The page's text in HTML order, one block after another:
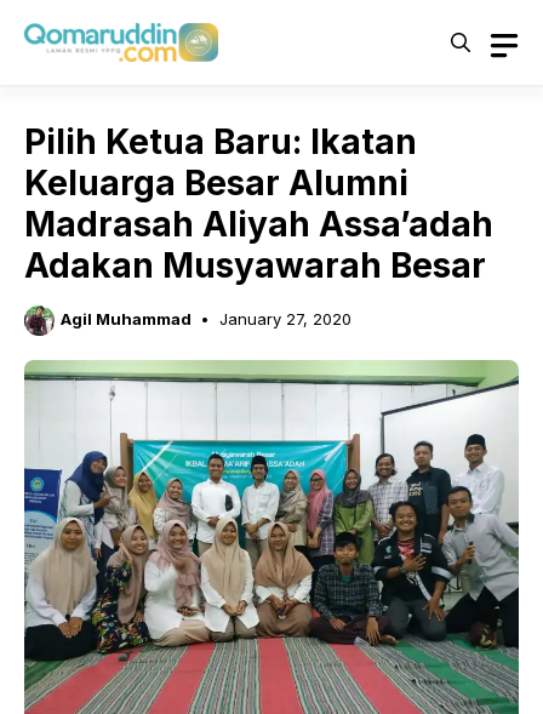
Pilih Ketua Baru: Ikatan
Keluarga Besar Alumni
Madrasah Aliyah Assa’adah
Adakan Musyawarah Besar
Agil Muhammad January 27, 2020